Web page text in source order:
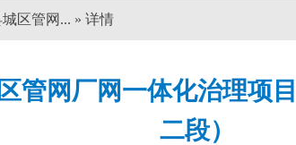
区管网... » 详情
管网厂网一体化治理项
二段）